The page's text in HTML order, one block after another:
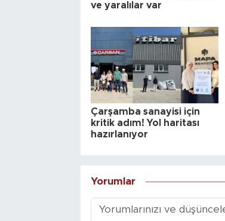
ve yaralılar var
Çarşamba sanayisi için
kritik adım! Yol haritası
hazırlanıyor
Yorumlar